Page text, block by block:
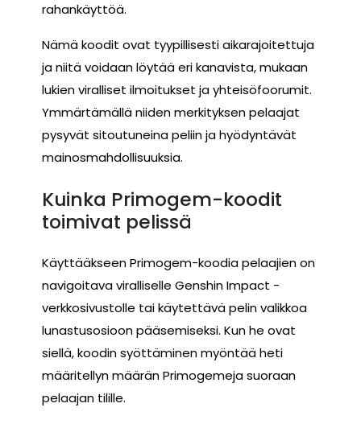
rahankäyttöä.
Nämä koodit ovat tyypillisesti aikarajoitettuja
ja niitä voidaan löytää eri kanavista, mukaan
lukien viralliset ilmoitukset ja yhteisöfoorumit.
Ymmärtämällä niiden merkityksen pelaajat
pysyvät sitoutuneina peliin ja hyödyntävät
mainosmahdollisuuksia.
Kuinka Primogem-koodit
toimivat pelissä
Käyttääkseen Primogem-koodia pelaajien on
navigoitava viralliselle Genshin Impact -
verkkosivustolle tai käytettävä pelin valikkoa
lunastusosioon pääsemiseksi. Kun he ovat
siellä, koodin syöttäminen myöntää heti
määritellyn määrän Primogemeja suoraan
pelaajan tilille.